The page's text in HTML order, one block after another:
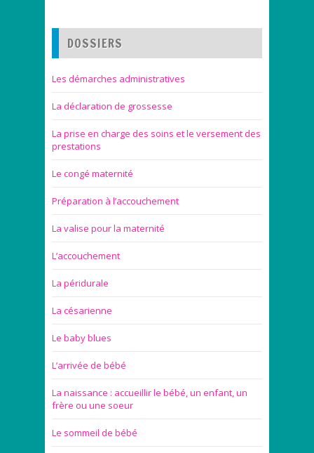
DOSSIERS
Les démarches administratives
La déclaration de grossesse
La prise en charge des soins et le versement des
prestations
Le congé maternité
Préparation à l’accouchement
La valise pour la maternité
L’accouchement
La péridurale
La césarienne
Le baby blues
L’arrivée de bébé
La naissance : accueillir le bébé, un enfant, un
frère ou une soeur
Le sommeil de bébé